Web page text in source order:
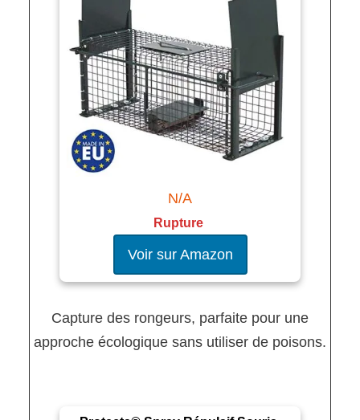
N/A
Rupture
Voir sur Amazon
Capture des rongeurs, parfaite pour une
approche écologique sans utiliser de poisons.